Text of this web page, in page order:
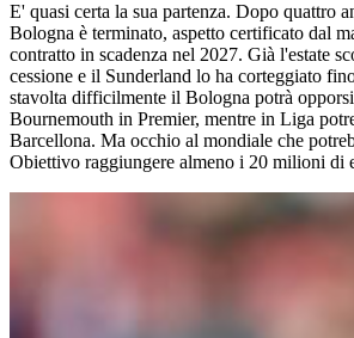
E' quasi certa la sua partenza. Dopo quattro
Bologna è terminato, aspetto certificato dal
contratto in scadenza nel 2027. Già l'estate
cessione e il Sunderland lo ha corteggiato
stavolta difficilmente il Bologna potrà
Bournemouth in Premier, mentre in Liga
Barcellona. Ma occhio al mondiale che
Obiettivo raggiungere almeno i 20 milioni di